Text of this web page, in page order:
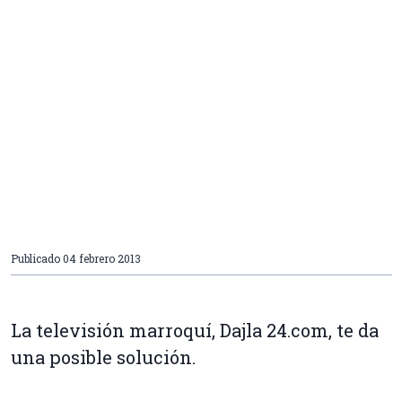
Publicado04 febrero 2013
La televisión marroquí, Dajla 24.com, te da
una posible solución.